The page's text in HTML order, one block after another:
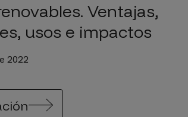
Ventajas,
usos e impactos
2022